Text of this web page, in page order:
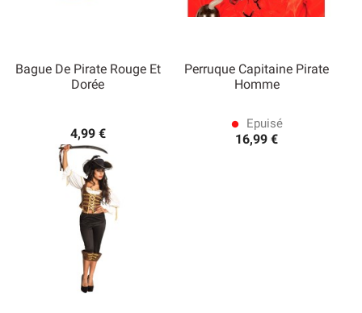
Bague De Pirate Rouge Et
Dorée
4,99 €
Perruque Capitaine Pirate
Homme
lens Epuisé
16,99 €